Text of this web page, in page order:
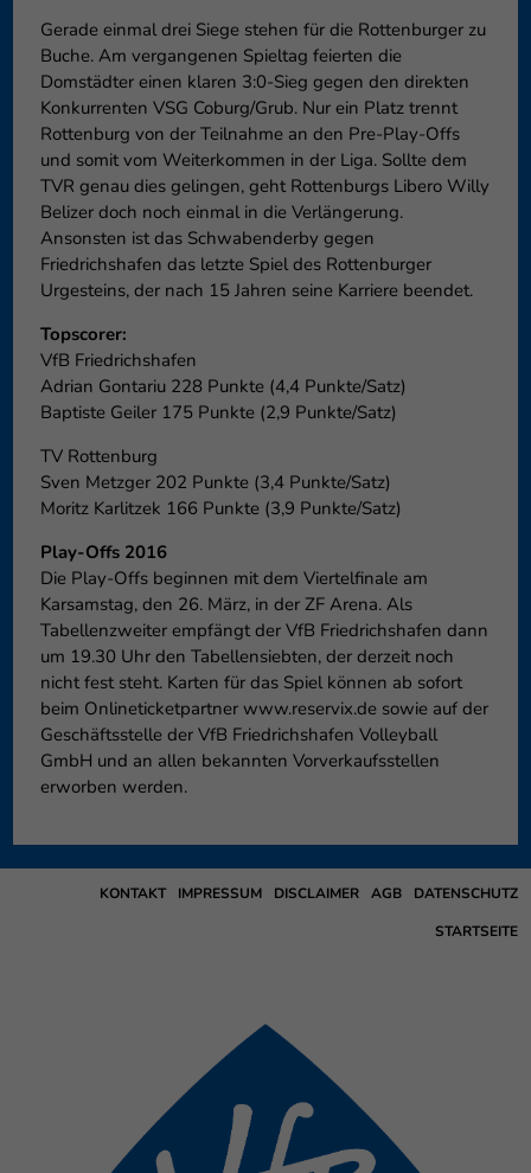
Gerade einmal drei Siege stehen für die Rottenburger zu
Buche. Am vergangenen Spieltag feierten die
Domstädter einen klaren 3:0-Sieg gegen den direkten
Konkurrenten VSG Coburg/Grub. Nur ein Platz trennt
Rottenburg von der Teilnahme an den Pre-Play-Offs
und somit vom Weiterkommen in der Liga. Sollte dem
TVR genau dies gelingen, geht Rottenburgs Libero Willy
Belizer doch noch einmal in die Verlängerung.
Ansonsten ist das Schwabenderby gegen
Friedrichshafen das letzte Spiel des Rottenburger
Urgesteins, der nach 15 Jahren seine Karriere beendet.
Topscorer:
VfB Friedrichshafen
Adrian Gontariu 228 Punkte (4,4 Punkte/Satz)
Baptiste Geiler 175 Punkte (2,9 Punkte/Satz)
TV Rottenburg
Sven Metzger 202 Punkte (3,4 Punkte/Satz)
Moritz Karlitzek 166 Punkte (3,9 Punkte/Satz)
Play-Offs 2016
Die Play-Offs beginnen mit dem Viertelfinale am
Karsamstag, den 26. März, in der ZF Arena. Als
Tabellenzweiter empfängt der VfB Friedrichshafen dann
um 19.30 Uhr den Tabellensiebten, der derzeit noch
nicht fest steht. Karten für das Spiel können ab sofort
beim Onlineticketpartner www.reservix.de sowie auf der
Geschäftsstelle der VfB Friedrichshafen Volleyball
GmbH und an allen bekannten Vorverkaufsstellen
erworben werden.
DATENSCHUTZ
AGB
DISCLAIMER
IMPRESSUM
KONTAKT
STARTSEITE